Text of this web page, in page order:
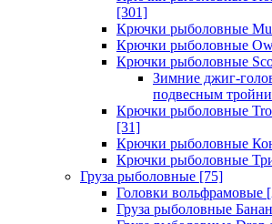
[301]
Крючки рыболовные
Крючки рыболовные
Крючки рыболовные
Зимние джиг-
подвесным
Крючки рыболовные
[31]
Крючки рыболовные
Крючки рыболовные
Груза рыболовные [75]
Головки вольфрамовые
Груза рыболовные